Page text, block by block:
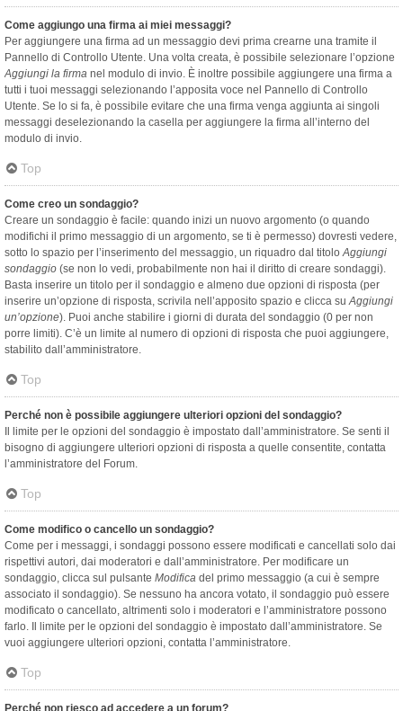
Come aggiungo una firma ai miei messaggi?
Per aggiungere una firma ad un messaggio devi prima crearne una tramite il
Pannello di Controllo Utente. Una volta creata, è possibile selezionare l’opzione
Aggiungi la firma nel modulo di invio. È inoltre possibile aggiungere una firma a
tutti i tuoi messaggi selezionando l’apposita voce nel Pannello di Controllo
Utente. Se lo si fa, è possibile evitare che una firma venga aggiunta ai singoli
messaggi deselezionando la casella per aggiungere la firma all’interno del
modulo di invio.
Top
Come creo un sondaggio?
Creare un sondaggio è facile: quando inizi un nuovo argomento (o quando
modifichi il primo messaggio di un argomento, se ti è permesso) dovresti vedere,
sotto lo spazio per l’inserimento del messaggio, un riquadro dal titoloAggiungi
sondaggio (se non lo vedi, probabilmente non hai il diritto di creare sondaggi).
Basta inserire un titolo per il sondaggio e almeno due opzioni di risposta (per
inserire un’opzione di risposta, scrivila nell’apposito spazio e clicca suAggiungi
un’opzione). Puoi anche stabilire i giorni di durata del sondaggio (0 per non
porre limiti). C’è un limite al numero di opzioni di risposta che puoi aggiungere,
stabilito dall’amministratore.
Top
Perché non è possibile aggiungere ulteriori opzioni del sondaggio?
Il limite per le opzioni del sondaggio è impostato dall’amministratore. Se senti il
bisogno di aggiungere ulteriori opzioni di risposta a quelle consentite, contatta
l’amministratore del Forum.
Top
Come modifico o cancello un sondaggio?
Come per i messaggi, i sondaggi possono essere modificati e cancellati solo dai
rispettivi autori, dai moderatori e dall’amministratore. Per modificare un
sondaggio, clicca sul pulsante Modifica del primo messaggio (a cui è sempre
associato il sondaggio). Se nessuno ha ancora votato, il sondaggio può essere
modificato o cancellato, altrimenti solo i moderatori e l’amministratore possono
farlo. Il limite per le opzioni del sondaggio è impostato dall’amministratore. Se
vuoi aggiungere ulteriori opzioni, contatta l’amministratore.
Top
Perché non riesco ad accedere a un forum?